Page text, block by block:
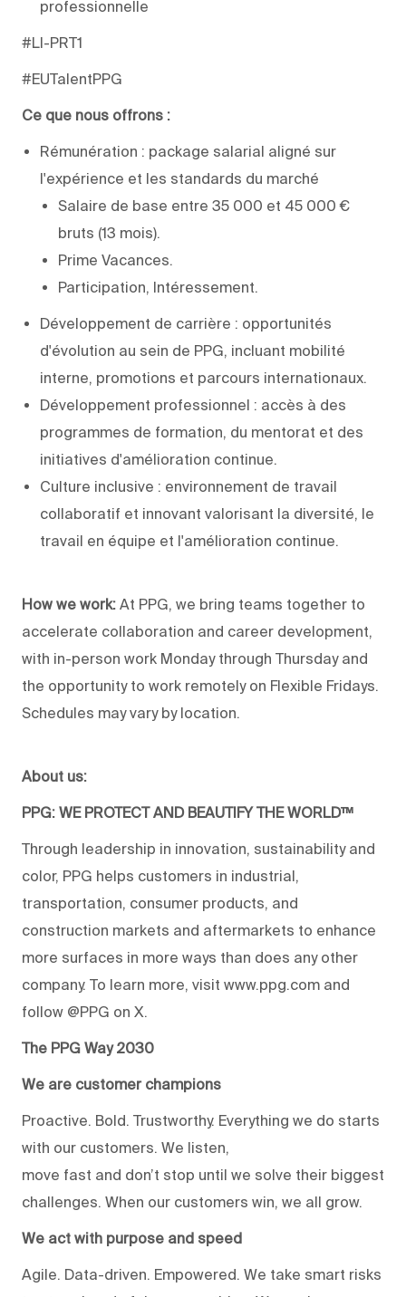
professionnelle
#LI-PRT1
#EUTalentPPG
Ce que nous offrons :
Rémunération : package salarial aligné sur
l'expérience et les standards du marché
Salaire de base entre 35 000 et 45 000 €
bruts (13 mois).
Prime Vacances.
Participation, Intéressement.
Développement de carrière : opportunités
d'évolution au sein de PPG, incluant mobilité
interne, promotions et parcours internationaux.
Développement professionnel : accès à des
programmes de formation, du mentorat et des
initiatives d'amélioration continue.
Culture inclusive : environnement de travail
collaboratif et innovant valorisant la diversité, le
travail en équipe et l'amélioration continue.
How we work: At PPG, we bring teams together to
accelerate collaboration and career development,
with in-person work Monday through Thursday and
the opportunity to work remotely on Flexible Fridays.
Schedules may vary by location.
About us:
PPG: WE PROTECT AND BEAUTIFY THE WORLD™
Through leadership in innovation, sustainability and
color, PPG helps customers in industrial,
transportation, consumer products, and
construction markets and aftermarkets to enhance
more surfaces in more ways than does any other
company. To learn more, visit www.ppg.com and
follow @PPG on X.
The PPG Way 2030
We are customer champions
Proactive. Bold. Trustworthy. Everything we do starts
with our customers. We listen,
move fast and don’t stop until we solve their biggest
challenges. When our customers win, we all grow.
We act with purpose and speed
Agile. Data-driven. Empowered. We take smart risks